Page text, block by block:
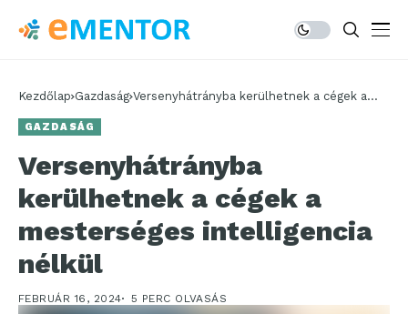
Kezdőlap Gazdaság Versenyhátrányba kerülhetnek a cégek a
GAZDASÁG
Versenyhátrányba
kerülhetnek a cégek a
mesterséges intelligencia
nélkül
FEBRUÁR 16, 2024 5 PERC OLVASÁS